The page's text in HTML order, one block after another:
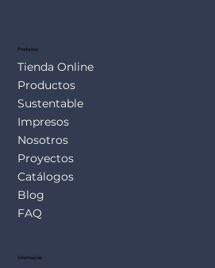
Productos
Tienda Online
Productos
Sustentable
Impresos
Nosotros
Proyectos
Catálogos
Blog
FAQ
Información